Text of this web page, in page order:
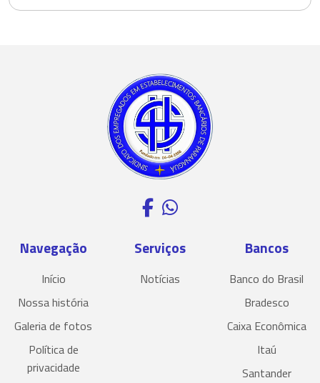
Navegação
Início
Nossa história
Galeria de fotos
Política de
privacidade
Serviços
Notícias
Bancos
Banco do Brasil
Bradesco
Caixa Econômica
Itaú
Santander